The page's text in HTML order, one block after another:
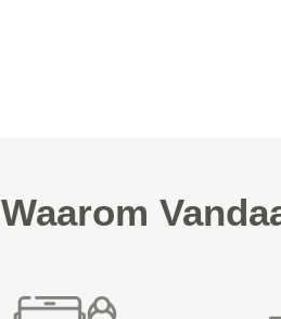
Waarom